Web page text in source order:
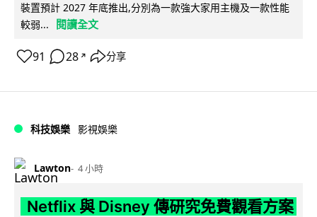
裝置預計 2027 年底推出,分別為一款強大家用主機及一款性能
較弱...
閱讀全文
91 28 ↗ 分享
科技娛樂 影視娛樂
Lawton 4 小時
Netflix 與 Disney 傳研究免費觀看方案